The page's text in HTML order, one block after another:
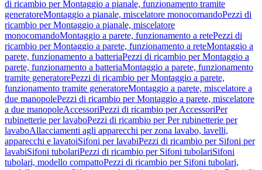
di ricambio per Montaggio a pianale, funzionamento tramite
generatoreMontaggio a pianale, miscelatore monocomandoPezzi di
ricambio per Montaggio a pianale, miscelatore
monocomandoMontaggio a parete, funzionamento a retePezzi di
ricambio per Montaggio a parete, funzionamento a reteMontaggio a
parete, funzionamento a batteriaPezzi di ricambio per Montaggio a
parete, funzionamento a batteriaMontaggio a parete, funzionamento
tramite generatorePezzi di ricambio per Montaggio a parete,
funzionamento tramite generatoreMontaggio a parete, miscelatore a
due manopolePezzi di ricambio per Montaggio a parete, miscelatore
a due manopoleAccessoriPezzi di ricambio per AccessoriPer
rubinetterie per lavaboPezzi di ricambio per Per rubinetterie per
lavaboAllacciamenti agli apparecchi per zona lavabo, lavelli,
apparecchi e lavatoiSifoni per lavabiPezzi di ricambio per Sifoni per
lavabiSifoni tubolariPezzi di ricambio per Sifoni tubolariSifoni
tubolari, modello compattoPezzi di ricambio per Sifoni tubolari,